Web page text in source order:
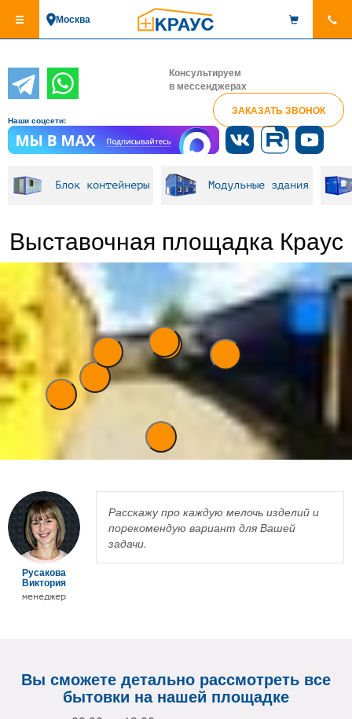
основному
Москва
Консультируем
в мессенджерах
ЗАКАЗАТЬ ЗВОНОК
Наши соцсети:
Блок контейнеры Модульные здания
Выставочная площадка Краус
Русакова
Виктория
менеджер
Расскажу про каждую мелочь изделий и
порекомендую вариант для Вашей
задачи.
Вы сможете детально рассмотреть все
бытовки на нашей площадке